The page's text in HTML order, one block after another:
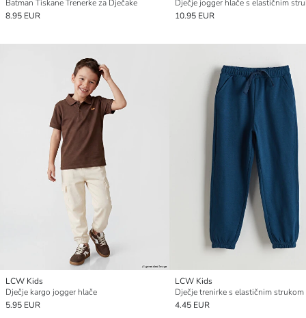
Batman Tiskane Trenerke za Dječake
8.95 EUR
Dječje jogger hlače s elastičnim
10.95 EUR
LCW Kids
Dječje kargo jogger hlače
5.95 EUR
LCW Kids
Dječje trenirke s elastičnim strukom
4.45 EUR